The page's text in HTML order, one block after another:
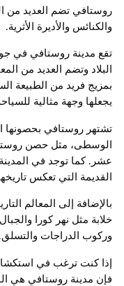
روستافي تضم العديد من
والكنائس والأديرة الأثرية.
تقع مدينة روستافي في
البلاد وتضم العديد من
بمزيج فريد من الطبيعة
يجعلها وجهة مثالية
تشتهر روستافي بحصونها
الوسطى، مثل حصن
عشر. كما توجد في المدينة
القديمة التي تعكس
بالإضافة إلى المعالم
خلابة مثل نهر كورا
وركوب الدراجات والتسلق.
إذا كنت ترغب في
فإن مدينة روستافي هي